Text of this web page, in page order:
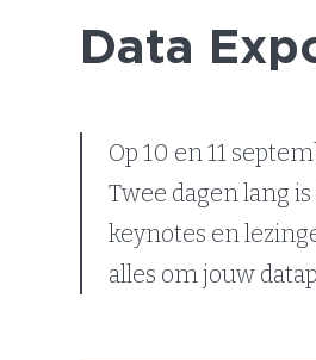
Data
Op 10 en 11
Twee dagen lang
keynotes en
alles om jouw